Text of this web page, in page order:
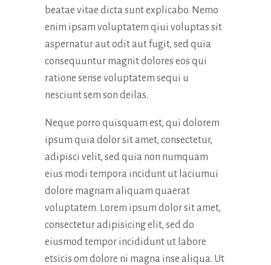
beatae vitae dicta sunt explicabo. Nemo
enim ipsam voluptatem qiui voluptas sit
aspernatur aut odit aut fugit, sed quia
consequuntur magnit dolores eos qui
ratione sense voluptatem sequi u
nesciunt sem son deilas.
Neque porro quisquam est, qui dolorem
ipsum quia dolor sit amet, consectetur,
adipisci velit, sed quia non numquam
eius modi tempora incidunt ut laciumui
dolore magnam aliquam quaerat
voluptatem. Lorem ipsum dolor sit amet,
consectetur adipisicing elit, sed do
eiusmod tempor incididunt ut labore
etsicis om dolore ni magna inse aliqua. Ut